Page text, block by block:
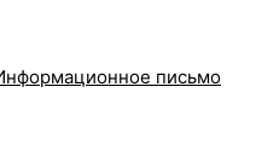
письмо